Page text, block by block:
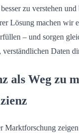
zu verstehen und
Lösung machen wir
– und sorgen
Daten
als Weg zu
Marktforschung